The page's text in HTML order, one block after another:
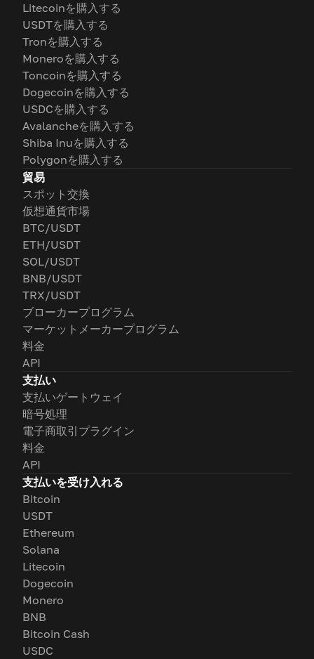
Litecoinを購入する
USDTを購入する
Tronを購入する
Moneroを購入する
Toncoinを購入する
Dogecoinを購入する
USDCを購入する
Avalancheを購入する
Shiba Inuを購入する
Polygonを購入する
貿易
スポット交換
仮想通貨市場
BTC/USDT
ETH/USDT
SOL/USDT
BNB/USDT
TRX/USDT
ブローカープログラム
マーケットメーカープログラム
料金
API
支払い
支払いゲートウェイ
暗号処理
電子商取引プラグイン
料金
API
支払いを受け入れる
Bitcoin
USDT
Ethereum
Solana
Litecoin
Dogecoin
Monero
BNB
Bitcoin Cash
USDC